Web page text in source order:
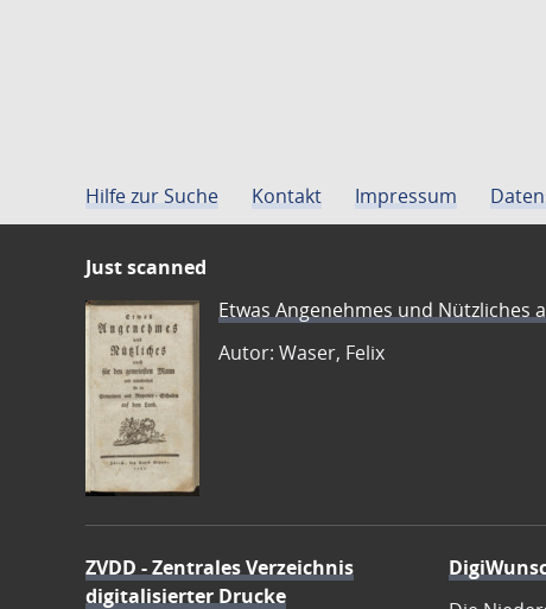
Hilfe zur Suche Kontakt Impressum
Just scanned
Etwas Angenehmes und
Autor: Waser, Felix
ZVDD - Zentrales Verzeichnis
digitalisierter Drucke